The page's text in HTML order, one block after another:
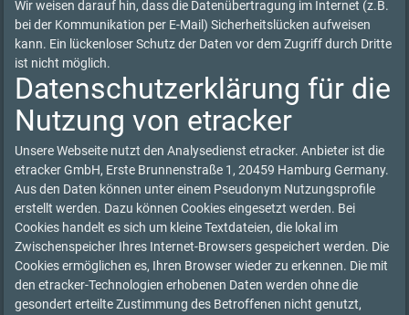
Wir weisen darauf hin, dass die Datenübertragung im Internet (z.B.
bei der Kommunikation per E-Mail) Sicherheitslücken aufweisen
kann. Ein lückenloser Schutz der Daten vor dem Zugriff durch Dritte
ist nicht möglich.
Datenschutzerklärung für die
Nutzung von etracker
Unsere Webseite nutzt den Analysedienst etracker. Anbieter ist die
etracker GmbH, Erste Brunnenstraße 1, 20459 Hamburg Germany.
Aus den Daten können unter einem Pseudonym Nutzungsprofile
erstellt werden. Dazu können Cookies eingesetzt werden. Bei
Cookies handelt es sich um kleine Textdateien, die lokal im
Zwischenspeicher Ihres Internet-Browsers gespeichert werden. Die
Cookies ermöglichen es, Ihren Browser wieder zu erkennen. Die mit
den etracker-Technologien erhobenen Daten werden ohne die
gesondert erteilte Zustimmung des Betroffenen nicht genutzt,